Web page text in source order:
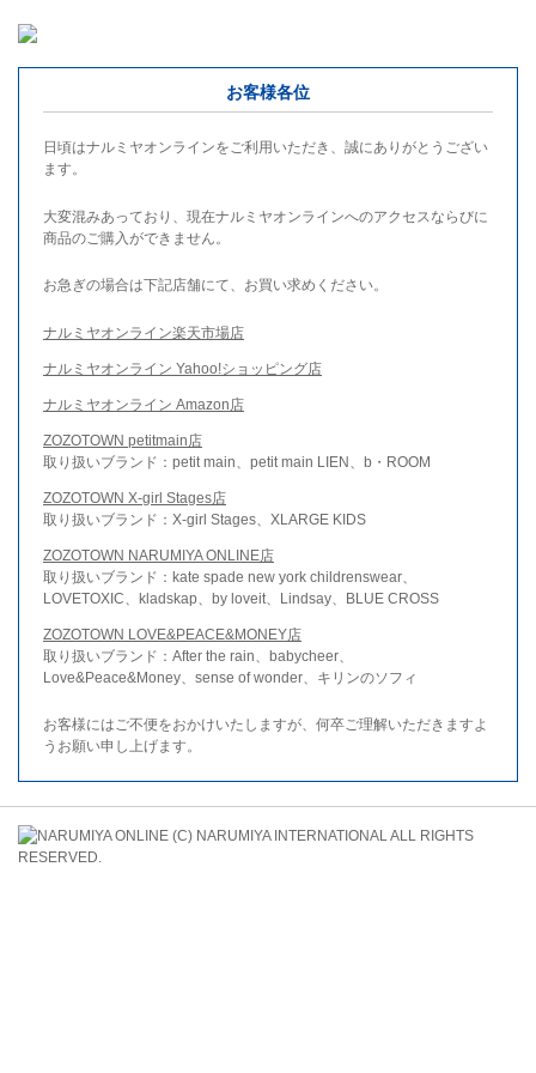
お客様各位
日頃はナルミヤオンラインをご利用いただき、誠にありがとうござい
ます。
大変混みあっており、現在ナルミヤオンラインへのアクセスならびに
商品のご購入ができません。
お急ぎの場合は下記店舗にて、お買い求めください。
ナルミヤオンライン楽天市場店
ナルミヤオンライン Yahoo!ショッピング店
ナルミヤオンライン Amazon店
ZOZOTOWN petitmain店
取り扱いブランド：petit main、petit main LIEN、b・ROOM
ZOZOTOWN X-girl Stages店
取り扱いブランド：X-girl Stages、XLARGE KIDS
ZOZOTOWN NARUMIYA ONLINE店
取り扱いブランド：kate spade new york childrenswear、
LOVETOXIC、kladskap、by loveit、Lindsay、BLUE CROSS
ZOZOTOWN LOVE&PEACE&MONEY店
取り扱いブランド：After the rain、babycheer、
Love&Peace&Money、sense of wonder、キリンのソフィ
お客様にはご不便をおかけいたしますが、何卒ご理解いただきますよ
うお願い申し上げます。